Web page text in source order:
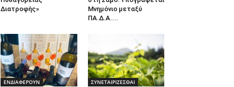
Διατροφής»
Μνημόνιο μεταξύ
ΠΑ.Δ.Α....
ΕΝΔΙΑΦΕΡΟΥΝ ΣΥΝΕΤΑΙΡΙΖΕΣΘΑΙ